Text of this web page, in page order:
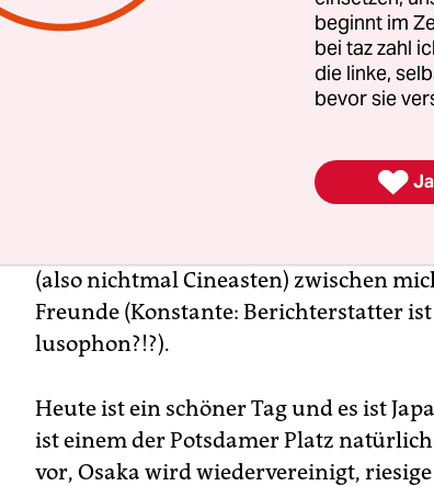
das Einkauszentrum von Elberfeld.
werden neuerdings auch immer
Ländern. Leider zwängen sich immer,
(also nichtmal Cineasten) zwischen
Freunde (Konstante: Berichterstatter ist
lusophon?!?).
Heute ist ein schöner Tag und es ist
ist einem der Potsdamer Platz
vor, Osaka wird wiedervereinigt,
beginnt im
bei taz zahl
die linke,
bevor sie
